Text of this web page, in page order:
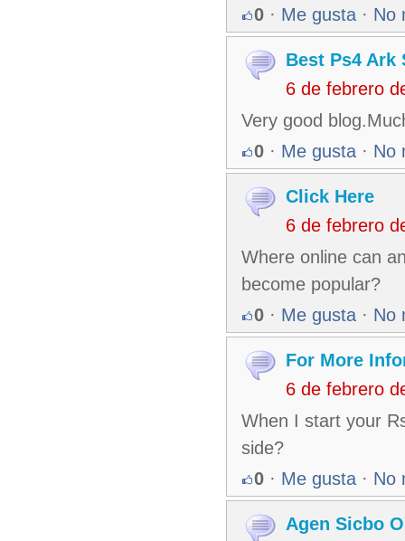
0 · Me gusta · No
Best Ps4 Ark
6 de febrero
Very good
0 · Me gusta · No
Click Here
6 de febrero
Where online can
become popular?
0 · Me gusta · No
For More
6 de febrero
When I start your
side?
0 · Me gusta · No
Agen Sicbo